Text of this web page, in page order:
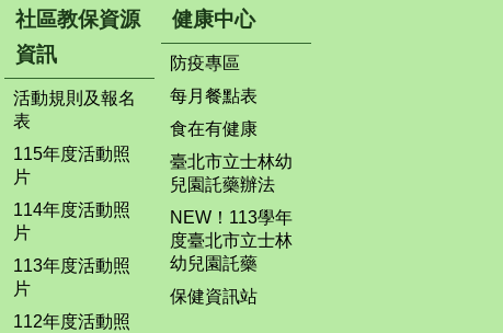
社區教保資源
資訊
活動規則及報名
表
115年度活動照
片
114年度活動照
片
113年度活動照
片
112年度活動照
健康中心
防疫專區
每月餐點表
食在有健康
臺北市立士林幼
兒園託藥辦法
NEW！113學年
度臺北市立士林
幼兒園託藥
保健資訊站